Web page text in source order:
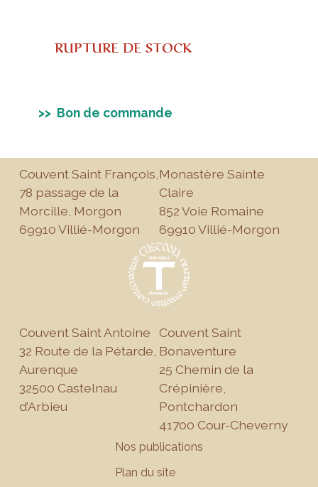
RUPTURE DE STOCK
>> Bon de commande
Couvent Saint François,
78 passage de la
Morcille, Morgon
69910 Villié-Morgon
Monastère Sainte
Claire
852 Voie Romaine
69910 Villié-Morgon
Couvent Saint Antoine
32 Route de la Pétarde,
Aurenque
32500 Castelnau
d’Arbieu
Couvent Saint
Bonaventure
25 Chemin de la
Crépinière,
Pontchardon
41700 Cour-Cheverny
Nos publications
Plan du site